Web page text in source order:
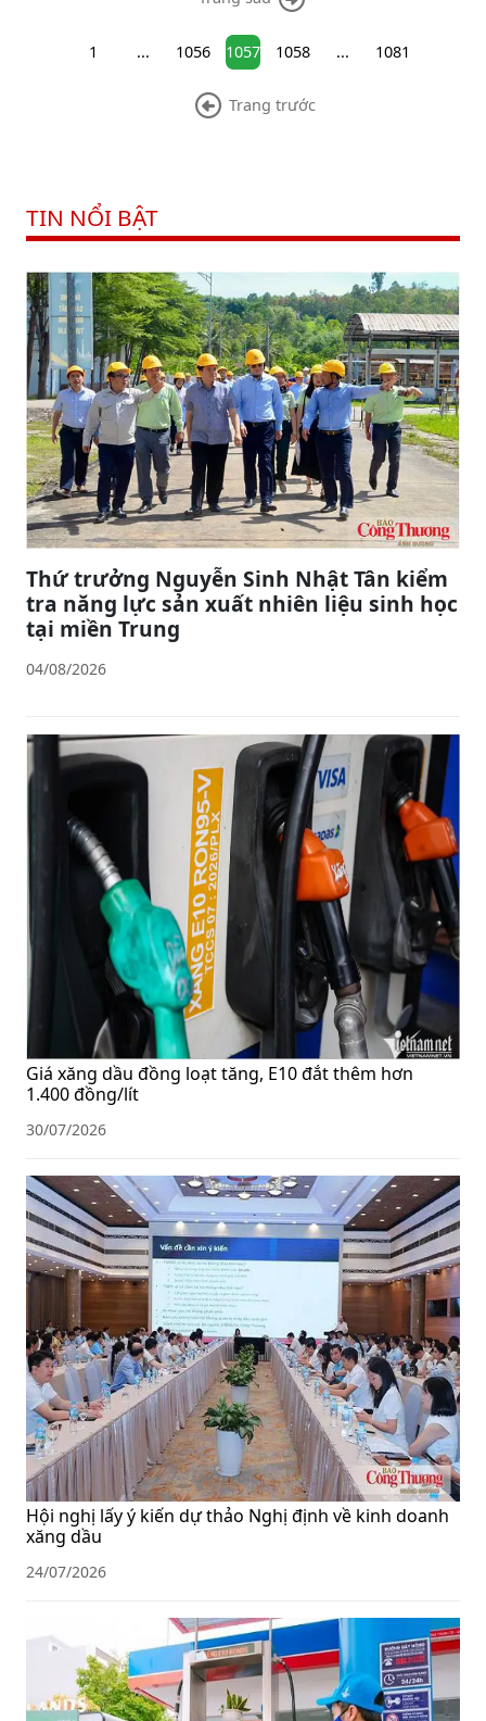
1 ... 1056 1057 1058 ... 1081
Trang trước
TIN NỔI BẬT
Thứ trưởng Nguyễn Sinh Nhật Tân kiểm
tra năng lực sản xuất nhiên liệu sinh học
tại miền Trung
04/08/2026
Giá xăng dầu đồng loạt tăng, E10 đắt thêm hơn
1.400 đồng/lít
30/07/2026
Hội nghị lấy ý kiến dự thảo Nghị định về kinh doanh
xăng dầu
24/07/2026